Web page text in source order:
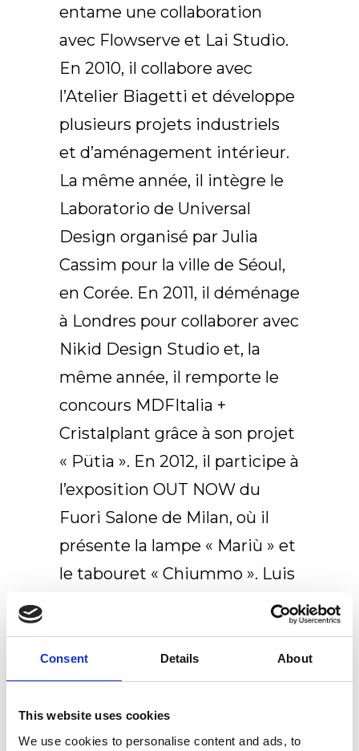
Consent Details About
This website uses cookies
We use cookies to personalise content and ads, to
entame une collaboration
avec Flowserve et Lai Studio.
En 2010, il collabore avec
l’Atelier Biagetti et développe
plusieurs projets industriels
et d’aménagement intérieur.
La même année, il intègre le
Laboratorio de Universal
Design organisé par Julia
Cassim pour la ville de Séoul,
en Corée. En 2011, il déménage
à Londres pour collaborer avec
Nikid Design Studio et, la
même année, il remporte le
concours MDFItalia +
Cristalplant grâce à son projet
« Pütia ». En 2012, il participe à
l’exposition OUT NOW du
Fuori Salone de Milan, où il
présente la lampe « Mariù » et
le tabouret « Chiummo ». Luis
plusieurs studios et
entreprises, notamment MDF
Italia, Made a Mano, Prospero
Rasulo.